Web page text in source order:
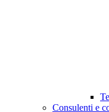
Consulenti e